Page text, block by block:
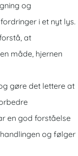
og
i et nyt lys.
at
måde, hjernen
gøre det lettere at
en god forståelse
og følger